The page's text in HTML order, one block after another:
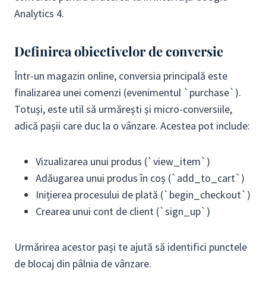
Analytics 4.
Definirea obiectivelor de conversie
Într-un magazin online, conversia principală este
finalizarea unei comenzi (evenimentul `purchase`).
Totuși, este util să urmărești și micro-conversiile,
adică pașii care duc la o vânzare. Acestea pot include:
Vizualizarea unui produs (`view_item`)
Adăugarea unui produs în coș (`add_to_cart`)
Inițierea procesului de plată (`begin_checkout`)
Crearea unui cont de client (`sign_up`)
Urmărirea acestor pași te ajută să identifici punctele
de blocaj din pâlnia de vânzare.